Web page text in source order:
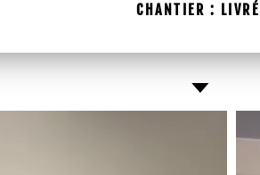
CHANTIER :